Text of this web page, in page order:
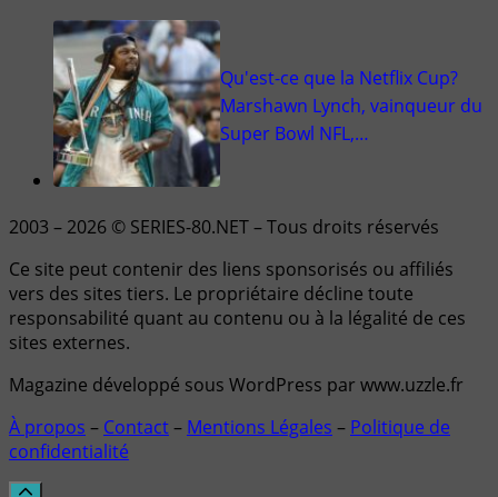
Qu'est-ce que la Netflix Cup?
Marshawn Lynch, vainqueur du
Super Bowl NFL,…
2003 – 2026 © SERIES-80.NET – Tous droits réservés
Ce site peut contenir des liens sponsorisés ou affiliés
vers des sites tiers. Le propriétaire décline toute
responsabilité quant au contenu ou à la légalité de ces
sites externes.
Magazine développé sous WordPress par www.uzzle.fr
À propos – Contact– Mentions Légales – Politique de
confidentialité